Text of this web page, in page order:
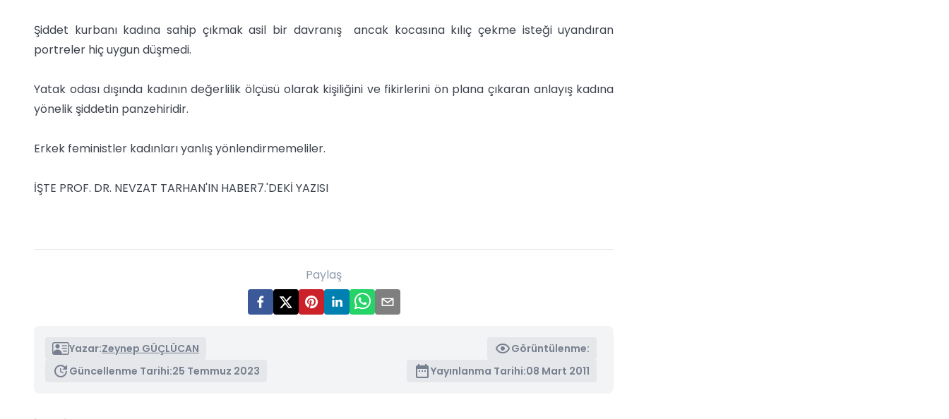
Şiddet kurbanı kadına sahip çıkmak asil bir davranış ancak kocasına kılıç çekme isteği uyandıran
portreler hiç uygun düşmedi.
Yatak odası dışında kadının değerlilik ölçüsü olarak kişiliğini ve fikirlerini ön plana çıkaran anlayış kadına
yönelik şiddetin panzehiridir.
Erkek feministler kadınları yanlış yönlendirmemeliler.
İŞTE PROF. DR. NEVZAT TARHAN'IN HABER7.'DEKİ YAZISI
Paylaş
Yazar:Zeynep GÜÇLÜCAN
Görüntülenme:
Güncellenme Tarihi:25 Temmuz 2023 Yayınlanma Tarihi:08 Mart 2011